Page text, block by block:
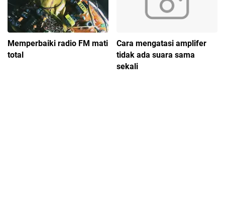
Memperbaiki radio FM mati
total
Cara mengatasi amplifer
tidak ada suara sama
sekali